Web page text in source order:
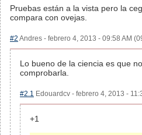
Pruebas están a la vista pero la
compara con ovejas.
#2 Andres - febrero 4, 2013 - 09:58 AM
Lo bueno de la ciencia es que
comprobarla.
#2.1 Edouardcv - febrero 4, 2013 -
+1